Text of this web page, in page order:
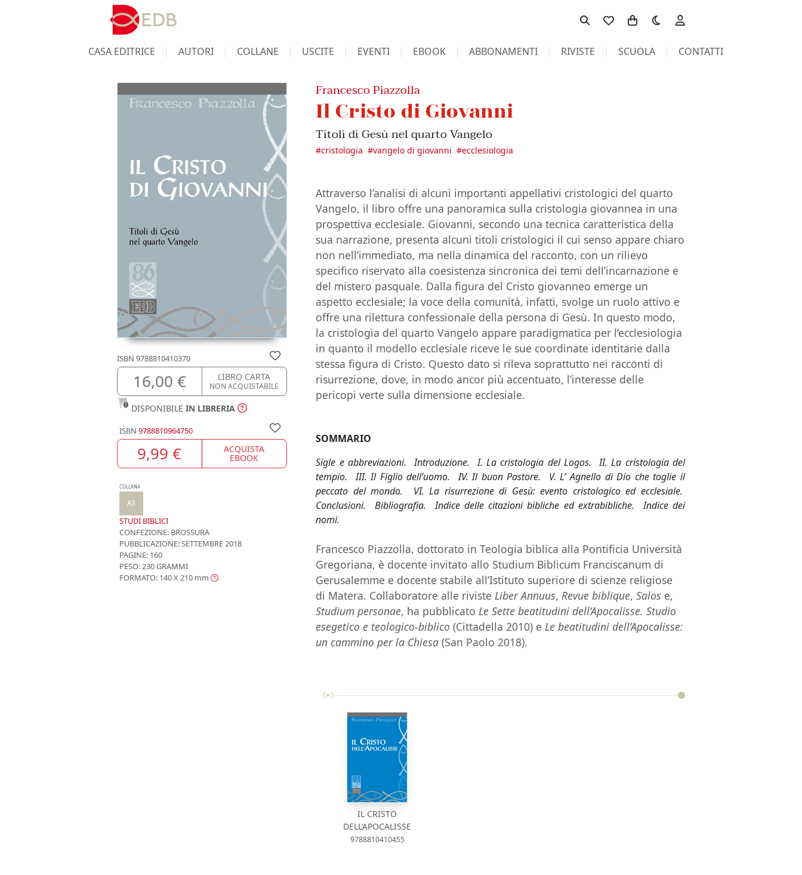
Toggle theme
CASA EDITRICE AUTORI COLLANE USCITE EVENTI EBOOK ABBONAMENTI RIVISTE SCUOLA CONTATTI
ISBN 9788810410370
16,00 € LIBRO CARTA
NON ACQUISTABILE
DISPONIBILE IN LIBRERIA
ISBN 9788810964750
9,99 € ACQUISTA
EBOOK
COLLANA
A3
STUDI BIBLICI
CONFEZIONE: BROSSURA
PUBBLICAZIONE:SETTEMBRE 2018
PAGINE: 160
PESO: 230 GRAMMI
FORMATO: 140 X 210 mm
Francesco Piazzolla
Il Cristo di Giovanni
Titoli di Gesù nel quarto Vangelo
#cristologia #vangelo di giovanni #ecclesiologia
Attraverso l’analisi di alcuni importanti appellativi cristologici del quarto
Vangelo, il libro offre una panoramica sulla cristologia giovannea in una
prospettiva ecclesiale. Giovanni, secondo una tecnica caratteristica della
sua narrazione, presenta alcuni titoli cristologici il cui senso appare chiaro
non nell’immediato, ma nella dinamica del racconto, con un rilievo
specifico riservato alla coesistenza sincronica dei temi dell’incarnazione e
del mistero pasquale. Dalla figura del Cristo giovanneo emerge un
aspetto ecclesiale; la voce della comunità, infatti, svolge un ruolo attivo e
offre una rilettura confessionale della persona di Gesù. In questo modo,
la cristologia del quarto Vangelo appare paradigmatica per l’ecclesiologia
in quanto il modello ecclesiale riceve le sue coordinate identitarie dalla
stessa figura di Cristo. Questo dato si rileva soprattutto nei racconti di
risurrezione, dove, in modo ancor più accentuato, l’interesse delle
pericopi verte sulla dimensione ecclesiale.
SOMMARIO
Sigle e abbreviazioni. Introduzione. I. La cristologia del Logos. II. La cristologia del
tempio. III. Il Figlio dell’uomo. IV. Il buon Pastore. V. L’ Agnello di Dio che toglie il
peccato del mondo. VI. La risurrezione di Gesù: evento cristologico ed ecclesiale.
Conclusioni. Bibliografia. Indice delle citazioni bibliche ed extrabibliche. Indice dei
nomi.
Francesco Piazzolla, dottorato in Teologia biblica alla Pontificia Università
Gregoriana, è docente invitato allo Studium Biblicum Franciscanum di
Gerusalemme e docente stabile all’Istituto superiore di scienze religiose
di Matera. Collaboratore alle rivisteLiber Annuus,Revue biblique,Salos e,
Studium personae, ha pubblicatoLe Sette beatitudini dell’Apocalisse. Studio
esegetico e teologico-biblico (Cittadella 2010) eLe beatitudini dell’Apocalisse:
un cammino per la Chiesa (San Paolo 2018).
IL CRISTO
DELL’APOCALISSE
9788810410455